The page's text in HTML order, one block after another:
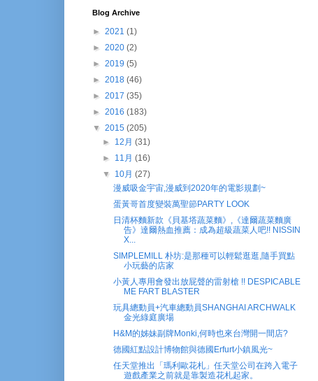
Blog Archive
► 2021 (1)
► 2020 (2)
► 2019 (5)
► 2018 (46)
► 2017 (35)
► 2016 (183)
▼ 2015 (205)
► 12月(31)
► 11月(16)
▼ 10月(27)
漫威吸金宇宙,漫威到2020年的電影規劃~
蛋黃哥首度變裝萬聖節PARTY LOOK
日清杯麵新款《貝基塔蔬菜麵》,《達爾蔬菜麵廣
告》達爾熱血推薦：成為超級蔬菜人吧!! NISSIN
X...
SIMPLEMILL 朴坊:是那種可以輕鬆逛逛,隨手買點
小玩藝的店家
小黃人專用會發出放屁聲的雷射槍 !! DESPICABLE
ME FART BLASTER
玩具總動員+汽車總動員SHANGHAI ARCHWALK
金光綠庭廣場
H&M的姊妹副牌Monki,何時也來台灣開一間店?
德國紅點設計博物館與德國Erfurt小鎮風光~
任天堂推出「瑪利歐花札」任天堂公司在跨入電子
遊戲產業之前就是靠製造花札起家。